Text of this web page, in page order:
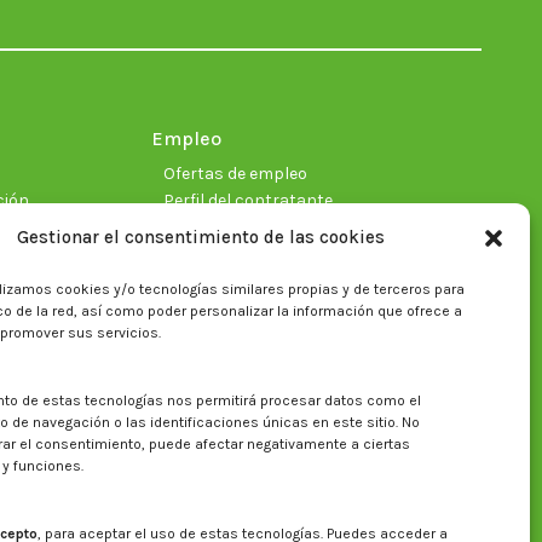
Gestionar el consentimiento de las cookies
cookies y/o tecnologías similares propias y de terceros para
de la red, así como poder personalizar la información que ofrece a
sus servicios.
de estas tecnologías nos permitirá procesar datos como el
de navegación o las identificaciones únicas en este sitio. No
el consentimiento, puede afectar negativamente a ciertas
funciones.
, para aceptar el uso de estas tecnologías. Puedes acceder a
new new new new new new
Empleo
Ofertas de empleo
Perfil del contratante
Buscar en la web del CITA
Buscar: